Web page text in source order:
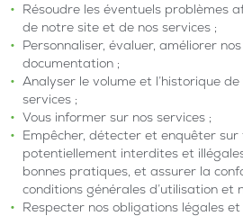
Résoudre les éventuels problèmes
de notre site et de nos services ;
Personnaliser, évaluer, améliorer
documentation ;
Analyser le volume et l’historique
services ;
Vous informer sur nos services ;
Empêcher, détecter et enquêter
potentiellement interdites et
bonnes pratiques, et assurer la
conditions générales d’utilisation et
Respecter nos obligations légales